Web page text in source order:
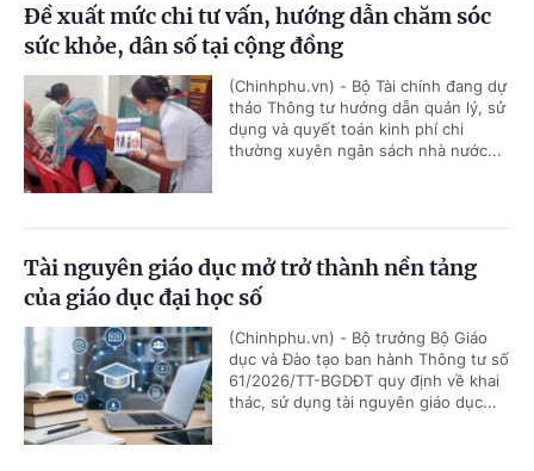
Đề xuất mức chi tư vấn, hướng dẫn chăm sóc
sức khỏe, dân số tại cộng đồng
(Chinhphu.vn) - Bộ Tài chính đang dự
thảo Thông tư hướng dẫn quản lý, sử
dụng và quyết toán kinh phí chi
thường xuyên ngân sách nhà nước...
Tài nguyên giáo dục mở trở thành nền tảng
của giáo dục đại học số
(Chinhphu.vn) - Bộ trưởng Bộ Giáo
dục và Đào tạo ban hành Thông tư số
61/2026/TT-BGDĐT quy định về khai
thác, sử dụng tài nguyên giáo dục...